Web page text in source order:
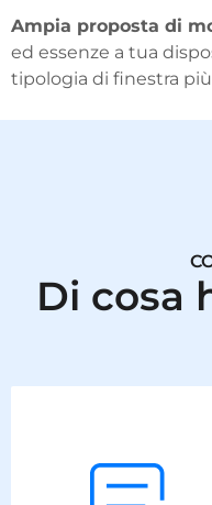
Ampia proposta di
ed essenze a tua
tipologia di finestra
Di cosa